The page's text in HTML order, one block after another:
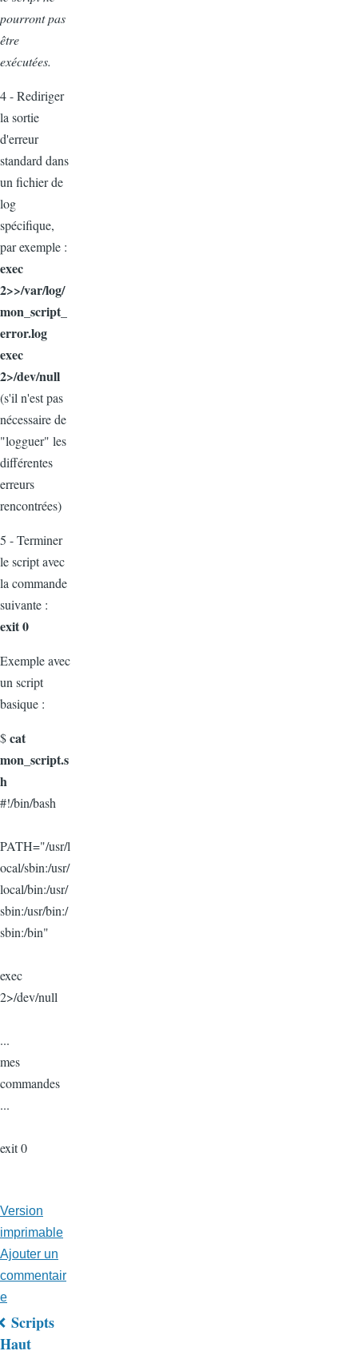
pourront pas
être
exécutées.
4 - Rediriger
la sortie
d'erreur
standard dans
un fichier de
log
spécifique,
par exemple :
exec
2>>/var/log/
mon_script_
error.log
exec
2>/dev/null
(s'il n'est pas
nécessaire de
"logguer" les
différentes
erreurs
rencontrées)
5 - Terminer
le script avec
la commande
suivante :
exit 0
Exemple avec
un script
basique :
$cat
mon_script.s
h
#!/bin/bash
PATH="/usr/l
ocal/sbin:/usr/
local/bin:/usr/
sbin:/usr/bin:/
sbin:/bin"
exec
2>/dev/null
...
mes
commandes
...
exit 0
Version
imprimable
Ajouter un
commentair
e
Liens
Scripts
Haut